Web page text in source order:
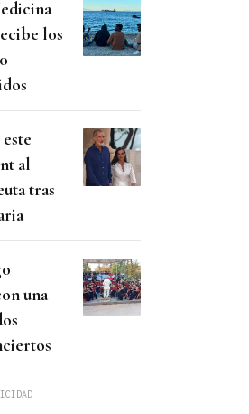
los
al
tras
una